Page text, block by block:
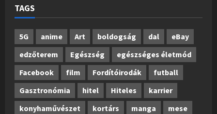
TAGS
5G anime Art boldogság dal
eBay
edzőterem
Egészség
egészséges életmód
Facebook
film Fordítóirodák
futball
Gasztronómia
hitel Hiteles
karrier
konyhaművészet
kortárs manga
mese